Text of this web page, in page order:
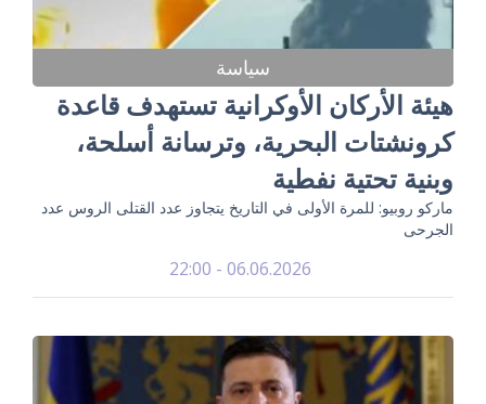
سياسة
هيئة الأركان الأوكرانية تستهدف قاعدة
كرونشتات البحرية، وترسانة أسلحة،
وبنية تحتية نفطية
ماركو روبيو: للمرة الأولى في التاريخ يتجاوز عدد القتلى الروس عدد
الجرحى
06.06.2026 - 22:00